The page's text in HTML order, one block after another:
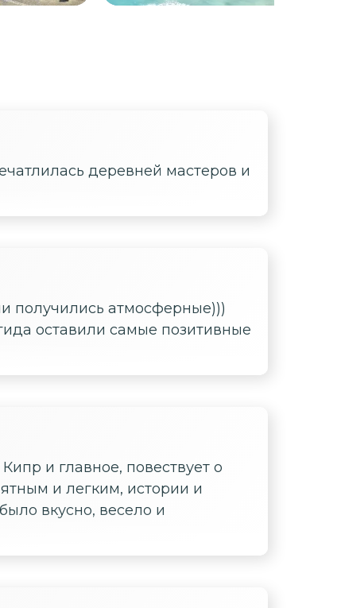
деревней мастеров и
получились атмосферные)))
оставили самые позитивные
и главное, повествует о
и легким, истории и
вкусно, весело и